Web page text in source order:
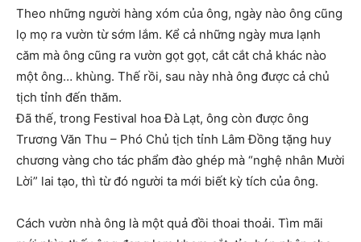
Theo những người hàng xóm của ông, ngày nào ông cũng
lọ mọ ra vườn từ sớm lắm. Kể cả những ngày mưa lạnh
căm mà ông cũng ra vườn gọt gọt, cắt cắt chả khác nào
một ông… khùng. Thế rồi, sau này nhà ông được cả chủ
tịch tỉnh đến thăm.
Đã thế, trong Festival hoa Đà Lạt, ông còn được ông
Trương Văn Thu – Phó Chủ tịch tỉnh Lâm Đồng tặng huy
chương vàng cho tác phẩm đào ghép mà “nghệ nhân Mười
Lời” lai tạo, thì từ đó người ta mới biết kỳ tích của ông.
Cách vườn nhà ông là một quả đồi thoai thoải. Tìm mãi